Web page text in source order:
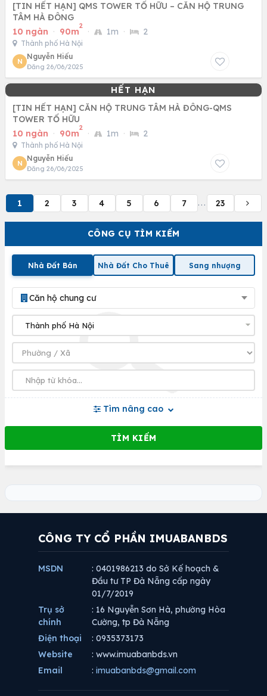
CÔNG CỤ TÌM KIẾM
Nhà Đất Bán Nhà Đất Cho Thuê Sang nhượng
Căn hộ chung cư
Tìm nâng cao
[TIN HẾT HẠN] QMS TOWER TỐ HỮU – CĂN HỘ TRUNG
TÂM HÀ ĐÔNG
10 ngàn · 90m
2
· 1m · 2
Thành phố Hà Nội
N
Nguyễn Hiếu
Đăng 26/06/2025
[TIN HẾT HẠN] CĂN HỘ TRUNG TÂM HÀ ĐÔNG-QMS
TOWER TỐ HỮU
10 ngàn · 90m
2
· 1m · 2
Thành phố Hà Nội
N
Nguyễn Hiếu
Đăng 26/06/2025
1 2 3 4 5 6 7 ... 23
CÔNG TY CỔ PHẦN IMUABANBDS
MSDN
: 0401986213 do Sở Kế hoạch &
Đầu tư TP Đà Nẵng cấp ngày
01/7/2019
Trụ sở
chính
: 16 Nguyễn Sơn Hà, phường Hòa
Cường, tp Đà Nẵng
Điện thoại
: 0935373173
Website
: www.imuabanbds.vn
Email
: imuabanbds@gmail.com